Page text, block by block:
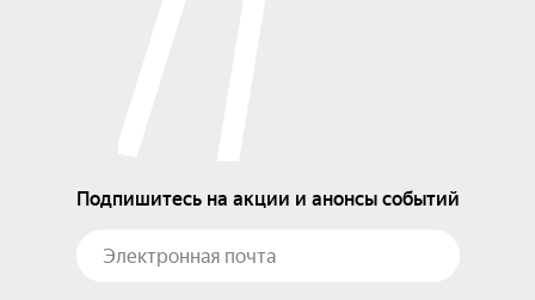
Подпишитесь на акции и анонсы событий